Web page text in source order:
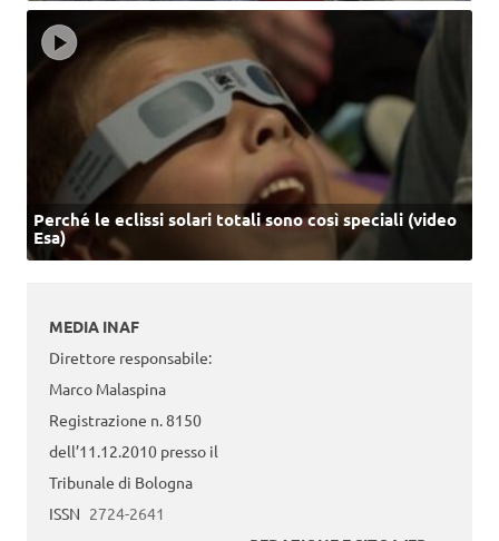
Perché le eclissi solari totali sono così speciali (video
Esa)
MEDIA INAF
Direttore responsabile:
Marco Malaspina
Registrazione n. 8150
dell’11.12.2010 presso il
Tribunale di Bologna
ISSN 2724-2641